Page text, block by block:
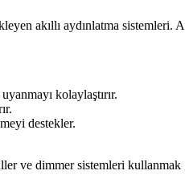
akıllı aydınlatma sistemleri.
kolaylaştırır.
destekler.
ve dimmer sistemleri